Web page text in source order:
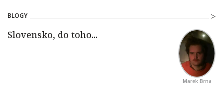
BLOGY
Marek Brna